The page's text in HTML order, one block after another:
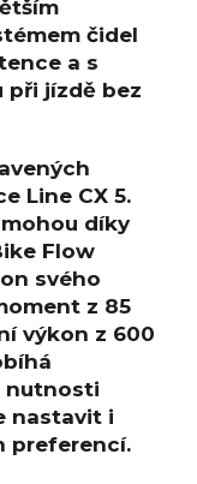
čidel
a s
při jízdě bez
Line CX 5.
mohou díky
Flow
svého
z 85
výkon z 600
nutnosti
nastavit i
preferencí.